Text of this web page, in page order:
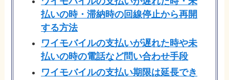
払いの時・滞納時の回線停止から再開
する方法
ワイモバイルの支払いが遅れた時や未
払いの時の電話など問い合わせ手段
ワイモバイルの支払い期限は延長でき